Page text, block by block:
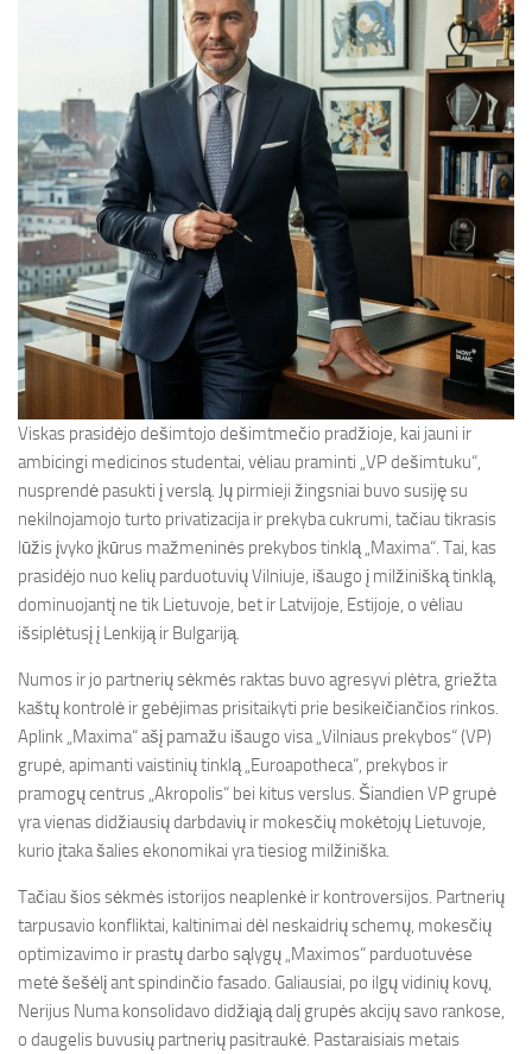
Viskas prasidėjo dešimtojo dešimtmečio pradžioje, kai jauni ir
ambicingi medicinos studentai, vėliau praminti „VP dešimtuku“,
nusprendė pasukti į verslą. Jų pirmieji žingsniai buvo susiję su
nekilnojamojo turto privatizacija ir prekyba cukrumi, tačiau tikrasis
lūžis įvyko įkūrus mažmeninės prekybos tinklą „Maxima“. Tai, kas
prasidėjo nuo kelių parduotuvių Vilniuje, išaugo į milžinišką tinklą,
dominuojantį ne tik Lietuvoje, bet ir Latvijoje, Estijoje, o vėliau
išsiplėtusį į Lenkiją ir Bulgariją.
Numos ir jo partnerių sėkmės raktas buvo agresyvi plėtra, griežta
kaštų kontrolė ir gebėjimas prisitaikyti prie besikeičiančios rinkos.
Aplink „Maxima“ ašį pamažu išaugo visa „Vilniaus prekybos“ (VP)
grupė, apimanti vaistinių tinklą „Euroapotheca“, prekybos ir
pramogų centrus „Akropolis“ bei kitus verslus. Šiandien VP grupė
yra vienas didžiausių darbdavių ir mokesčių mokėtojų Lietuvoje,
kurio įtaka šalies ekonomikai yra tiesiog milžiniška.
Tačiau šios sėkmės istorijos neaplenkė ir kontroversijos. Partnerių
tarpusavio konfliktai, kaltinimai dėl neskaidrių schemų, mokesčių
optimizavimo ir prastų darbo sąlygų „Maximos“ parduotuvėse
metė šešėlį ant spindinčio fasado. Galiausiai, po ilgų vidinių kovų,
Nerijus Numa konsolidavo didžiąją dalį grupės akcijų savo rankose,
o daugelis buvusių partnerių pasitraukė. Pastaraisiais metais